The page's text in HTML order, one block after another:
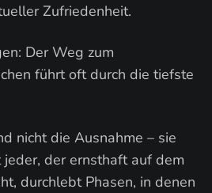
Zufriedenheit.
Der Weg zum
führt oft durch die tiefste
nicht die Ausnahme – sie
der ernsthaft auf dem
durchlebt Phasen, in denen